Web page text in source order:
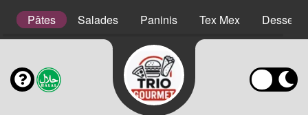
Pâtes Salades Paninis Tex Mex Desserts